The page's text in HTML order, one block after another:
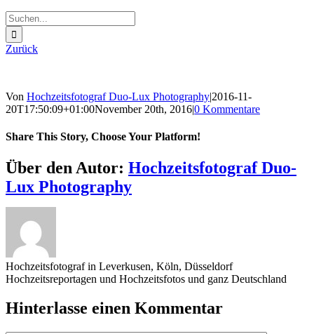
Suche
nach:
Zurück
Von Hochzeitsfotograf Duo-Lux Photography|2016-11-
20T17:50:09+01:00November 20th, 2016|0 Kommentare
Share This Story, Choose Your Platform!
Sharing_facebook
Sharing_twitter
Sharing_reddit
Über den Autor: Hochzeitsfotograf Duo-
Lux Photography
Hochzeitsfotograf in Leverkusen, Köln, Düsseldorf
Hochzeitsreportagen und Hochzeitsfotos und ganz Deutschland
Hinterlasse einen Kommentar